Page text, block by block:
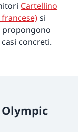
Cartellino
si
concreti.
Olympic